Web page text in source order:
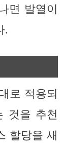
면 발열이
.
로 적용되
것을 추천
할당을 새